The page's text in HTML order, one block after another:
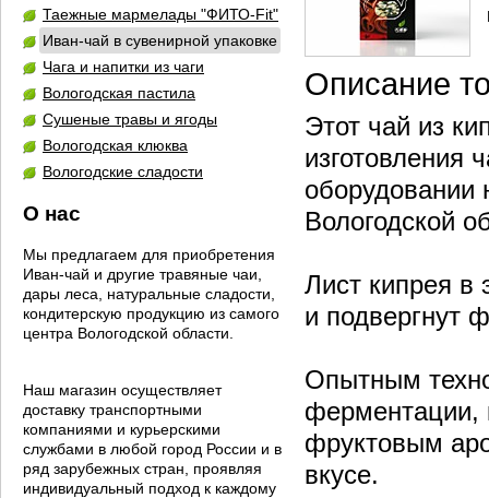
Таежные мармелады "ФИТО-Fit"
Иван-чай в сувенирной упаковке
Чага и напитки из чаги
Вологодская пастила
Сушеные травы и ягоды
Вологодская клюква
Вологодские сладости
О нас
Мы предлагаем для приобретения
Иван-чай и другие травяные чаи,
дары леса, натуральные сладости,
кондитерскую продукцию из самого
центра Вологодской области.
Наш магазин осуществляет
доставку транспортными
компаниями и курьерскими
службами в любой город России и в
ряд зарубежных стран, проявляя
индивидуальный подход к каждому
Описание
Этот чай из
изготовления
оборудовании
Вологодской
Лист кипрея в
и подвергнут
Опытным
ферментации,
фруктовым
вкусе.